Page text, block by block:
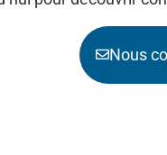
Nous